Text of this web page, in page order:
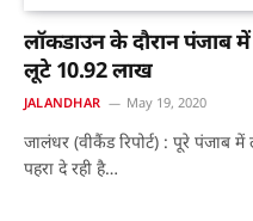
लॉकडाउन के दौरान पंजाब
लूटे 10.92 लाख
JALANDHAR May 19, 2020
जालंधर (वीकैंड रिपोर्ट) : पूरे पंजाब
पहरा दे रही है…